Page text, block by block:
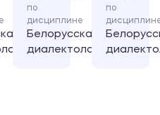
по
дисциплине
Белорусская
диалектология
по